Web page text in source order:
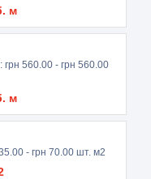
м
грн 560.00 - грн 560.00
м
- грн 70.00 шт. м2